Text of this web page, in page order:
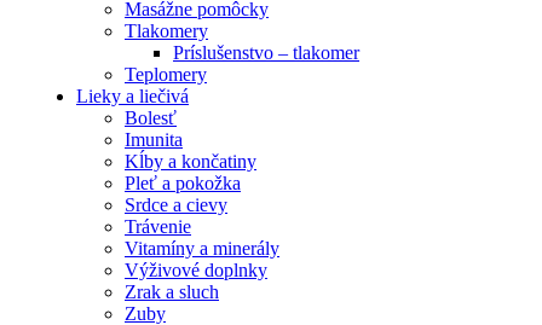
Masážne pomôcky
Tlakomery
Príslušenstvo – tlakomer
Teplomery
Lieky a liečivá
Bolesť
Imunita
Kĺby a končatiny
Pleť a pokožka
Srdce a cievy
Trávenie
Vitamíny a minerály
Výživové doplnky
Zrak a sluch
Zuby